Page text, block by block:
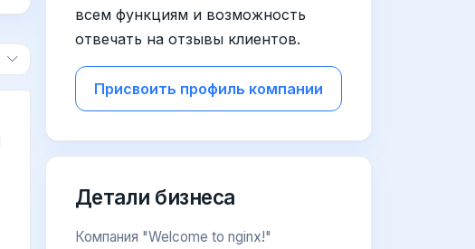
всем функциям и возможность
отвечать на отзывы клиентов.
Присвоить профиль компании
Детали бизнеса
Компания "Welcome to nginx!"